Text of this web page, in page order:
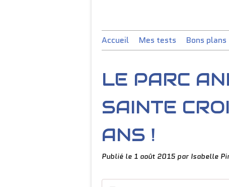
Accueil Mes tests Bons plans
LE PARC
SAINTE
ANS !
Publié le 1 août 2015 par Isabelle